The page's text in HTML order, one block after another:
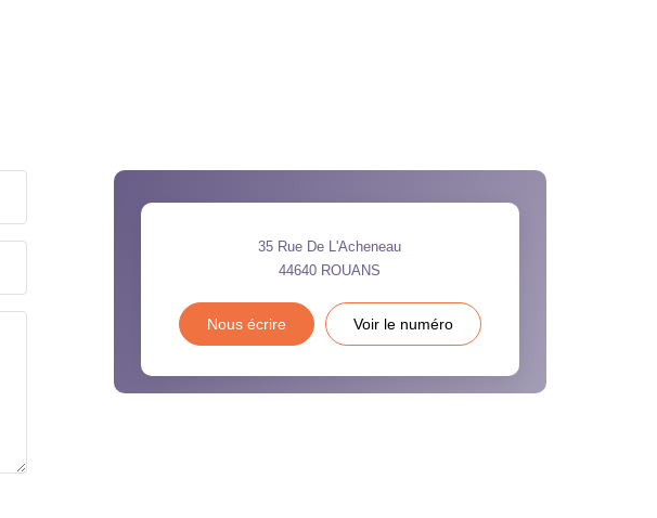
35 Rue De L'Acheneau
44640 ROUANS
Nous écrire Voir le numéro